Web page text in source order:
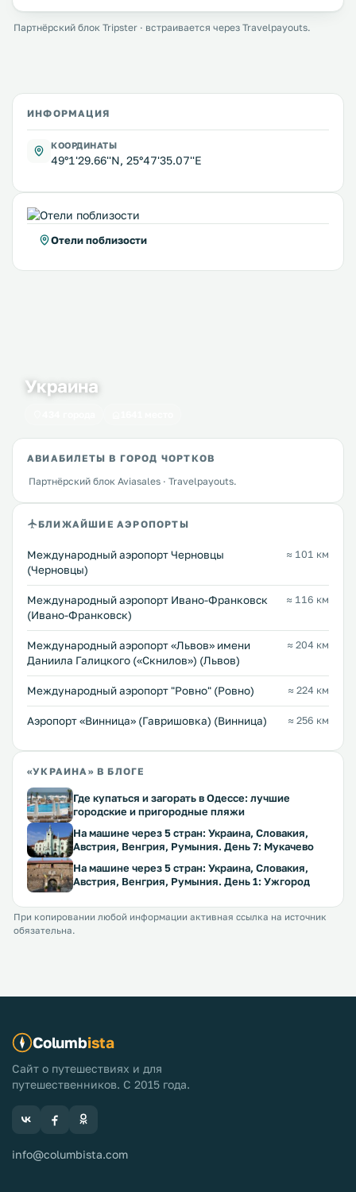
Партнёрский блок Tripster · встраивается через Travelpayouts.
ИНФОРМАЦИЯ
КООРДИНАТЫ
49°1'29.66''N, 25°47'35.07''E
Отели поблизости
Украина
АВИАБИЛЕТЫ В ГОРОД ЧОРТКОВ
Партнёрский блок Aviasales · Travelpayouts.
БЛИЖАЙШИЕ АЭРОПОРТЫ
Международный аэропорт Черновцы
(Черновцы)
≈ 101 км
Международный аэропорт Ивано-Франковск
(Ивано-Франковск)
≈ 116 км
Междунарoдный аэропорт «Львов» имени
Даниила Галицкого («Скнилов») (Львов)
≈ 204 км
Междунарoдный аэропорт "Ровно" (Ровно) ≈ 224 км
Аэропорт «Винница» (Гавришовка) (Винница) ≈ 256 км
«УКРАИНА» В БЛОГЕ
Где купаться и загорать в Одессе: лучшие
городские и пригородные пляжи
На машине через 5 стран: Украина, Словакия,
Австрия, Венгрия, Румыния. День 7: Мукачево
На машине через 5 стран: Украина, Словакия,
Австрия, Венгрия, Румыния. День 1: Ужгород
При копировании любой информации активная ссылка на источник
обязательна.
Columbista
Сайт о путешествиях и для
путешественников. С 2015 года.
info@columbista.com